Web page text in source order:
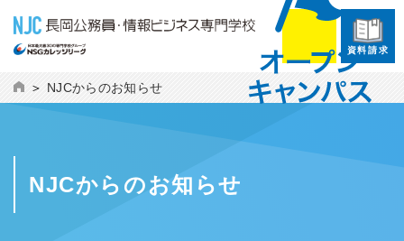
資料請求
NJCからのお知らせ
NJCからのお知らせ